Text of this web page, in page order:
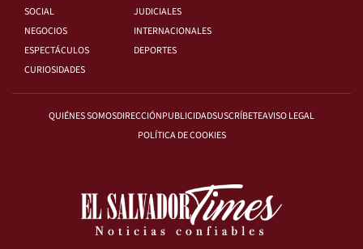
SOCIAL
JUDICIALES
NEGOCIOS
INTERNACIONALES
ESPECTÁCULOS
DEPORTES
CURIOSIDADES
QUIÉNES SOMOSDIRECCIÓNPUBLICIDADSUSCRÍBETEAVISO LEGAL
POLÍTICA DE COOKIES